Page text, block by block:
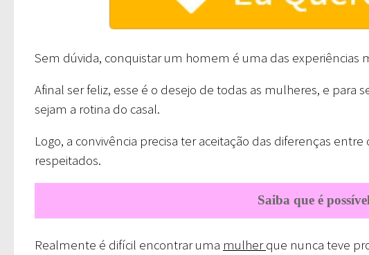
Sem dúvida, conquistar um homem é uma das
Afinal ser feliz, esse é o desejo de todas as mulheres, e
sejam a rotina do casal.
Logo, a convivência precisa ter aceitação das diferenças
respeitados.
Saiba que é
Realmente é difícil encontrar uma mulherque nunca teve